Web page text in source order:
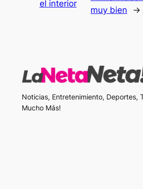
el interior
muy bien
→
Noticias, Entretenimiento, Deportes,
Mucho Más!